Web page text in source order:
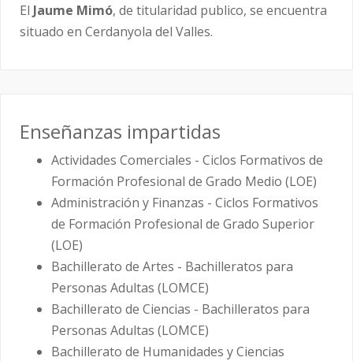
El Jaume Mimó, de titularidad publico, se encuentra
situado en Cerdanyola del Valles.
Enseñanzas impartidas
Actividades Comerciales - Ciclos Formativos de
Formación Profesional de Grado Medio (LOE)
Administración y Finanzas - Ciclos Formativos
de Formación Profesional de Grado Superior
(LOE)
Bachillerato de Artes - Bachilleratos para
Personas Adultas (LOMCE)
Bachillerato de Ciencias - Bachilleratos para
Personas Adultas (LOMCE)
Bachillerato de Humanidades y Ciencias